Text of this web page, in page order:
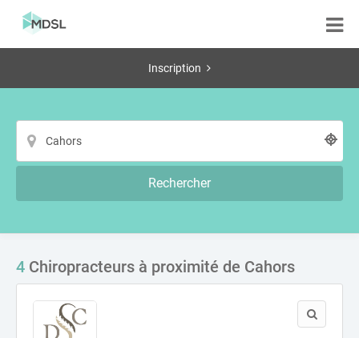
Inscription
Rechercher
4 Chiropracteurs à proximité de Cahors